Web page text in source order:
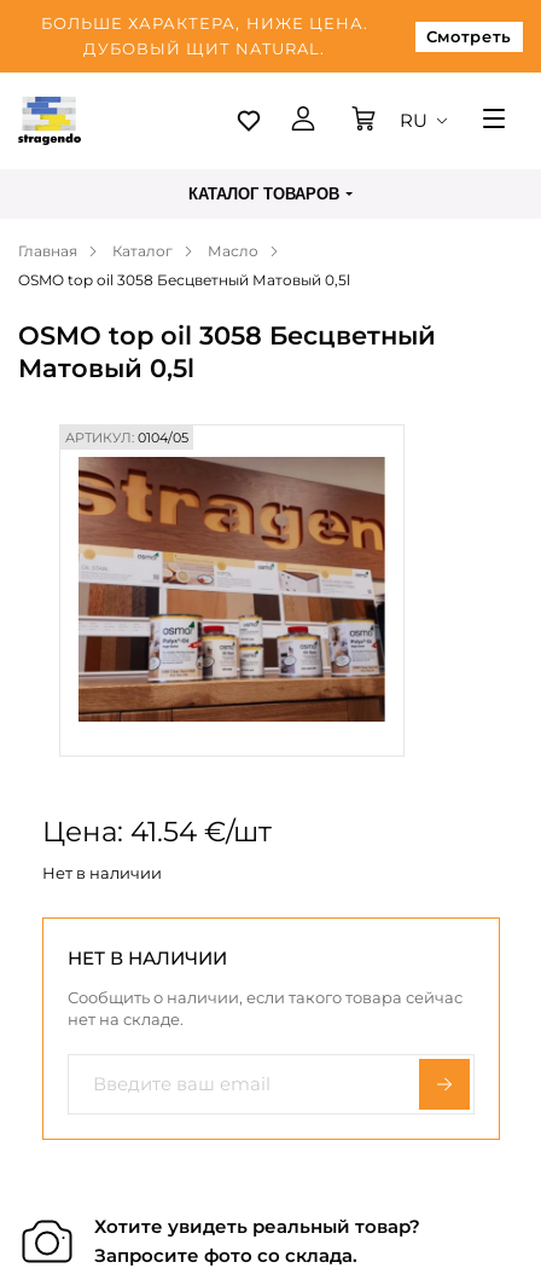
БОЛЬШЕ ХАРАКТЕРА, НИЖЕ ЦЕНА.
ДУБОВЫЙ ЩИТ NATURAL.
Смотреть
Таллинн
Оплата
Блог
RU
КАТАЛОГ ТОВАРОВ
Главная Каталог
Масло
OSMO top oil 3058 Бесцветный Матовый 0,5l
OSMO top oil 3058 Бесцветный
Матовый 0,5l
АРТИКУЛ:0104/05
Цена: 41.54 €/шт
Нет в наличии
НЕТ В НАЛИЧИИ
Сообщить о наличии, если такого товара сейчас
нет на складе.
Хотите увидеть реальный товар?
Запросите фото со склада.